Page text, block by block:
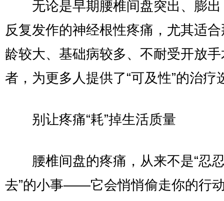
无论是早期腰椎间盘突出、膨出
反复发作的神经根性疼痛，尤其适
龄较大、基础病较多、不耐受开放
者，为更多人提供了“可及性”的治疗
别让疼痛“耗”掉生活质量
腰椎间盘的疼痛，从来不是“忍
去”的小事——它会悄悄偷走你的行